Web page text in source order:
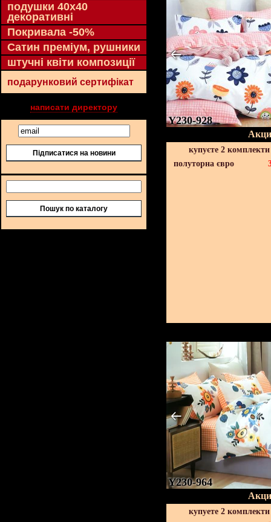
подушки 40х40
декоративні
Покривала -50%
Сатин преміум, рушники
штучні квіти композиції
подарунковий сертифікат
написати директору
Підписатися на новини
Пошук по каталогу
Y230-928
купуєте 2
полуторна євро
Y230-964
купуете 2